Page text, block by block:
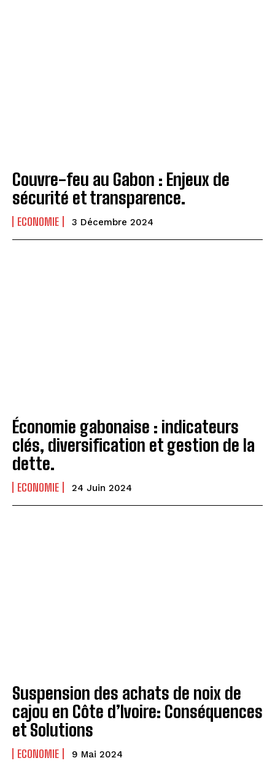
Couvre-feu au Gabon : Enjeux de
sécurité et transparence.
ECONOMIE 3 Décembre 2024
Économie gabonaise : indicateurs
clés, diversification et gestion de la
dette.
ECONOMIE 24 Juin 2024
Suspension des achats de noix de
cajou en Côte d’Ivoire: Conséquences
et Solutions
ECONOMIE 9 Mai 2024